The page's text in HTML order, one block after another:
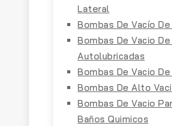
Lateral
Bombas De Vacío
Bombas De Vacio
Autolubricadas
Bombas De Vacio
Bombas De Alto
Bombas De Vacio
Baños Quimicos